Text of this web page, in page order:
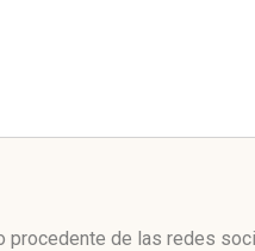
procedente de las redes